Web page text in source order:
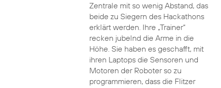
Zentrale mit so wenig Abstand, das
beide zu Siegern des Hackathons
erklärt werden. Ihre „Trainer“
recken jubelnd die Arme in die
Höhe. Sie haben es geschafft, mit
ihren Laptops die Sensoren und
Motoren der Roboter so zu
programmieren, dass die Flitzer